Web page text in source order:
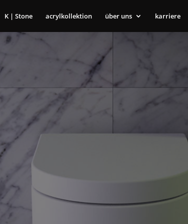
K | Stone acrylkollektion über uns karriere